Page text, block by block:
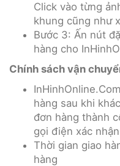
Click vào từng
khung cũng như
Bước 3: Ấn nút
hàng cho
Chính sách vận
hàng sau khi
đơn hàng thành
gọi điện xác
Thời gian giao
hàng